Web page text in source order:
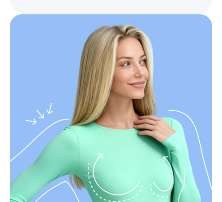
Выберите сопутствующую услугу